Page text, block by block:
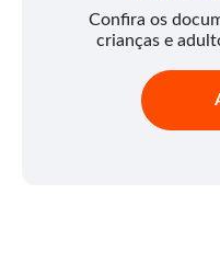
Confira os
crianças e